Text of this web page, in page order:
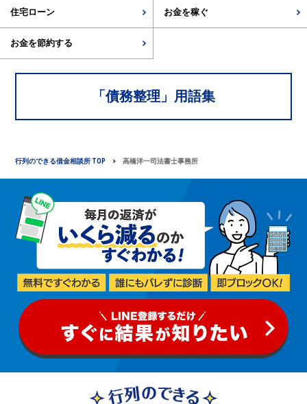
住宅ローン お金を稼ぐ
お金を節約する
「債務整理 」用語集
行列のできる借金相談所 TOP 高橋洋一司法書士事務所